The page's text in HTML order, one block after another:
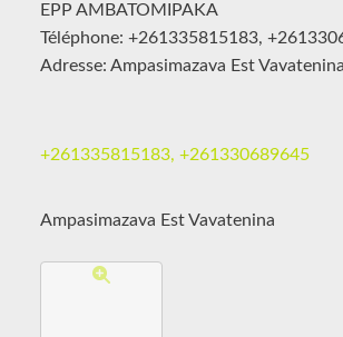
EPP AMBATOMIPAKA
Téléphone: +261335815183,
Adresse: Ampasimazava Est Vavatenina
+261335815183, +261330689645
Ampasimazava Est Vavatenina